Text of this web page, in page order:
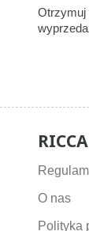
Otrzymuj
O nas
Polityka